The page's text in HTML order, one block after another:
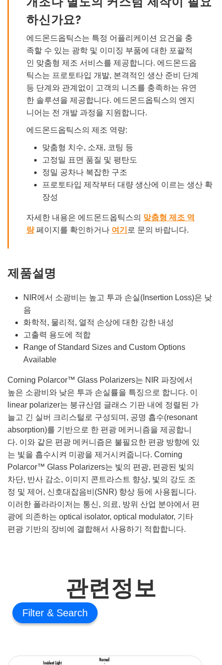
하신가요?
에드몬드옵틱스는 특정 어플리케이션 요건을 충
족할 수 있는 광학 및 이미징 부품에 대한 포괄적
인 맞춤형 제조 서비스를 제공합니다. 에드몬드옵
틱스는 프로토타입 개발, 본격적인 생산 준비 단계
등 단계와 관계없이 고객의 니즈를 충족하는 유연
한 솔루션을 제공합니다. 에드몬드옵틱스의 엔지
니어는 전 개발 과정을 지원합니다.
에드몬드옵틱스의 제조 역량:
맞춤형 치수, 소재, 코팅 등
고정밀 표면 품질 및 평탄도
정밀 공차나 복잡한 구조
프로토타입 제작부터 대량 생산에 이르는 생산 확
장성
자세한 내용은 에드몬드옵틱스의 맞춤형 제조 역
량페이지를 확인하거나 여기 로 문의 바랍니다.
제품설명
NIR에서 소광비는 높고 투과 손실(Insertion Loss)은 낮
음
화학적, 물리적, 열적 손상에 대한 강한 내성
고출력 용도에 적합
Range of Standard Sizes and Custom Options
Available
Corning Polarcor™ Glass Polarizers는 NIR 파장에서
높은 소광비와 낮은 투과 손실률을 특징으로 합니다. 이
linear polarizer는 붕규산염 글래스 기판 내에 정렬된 가
늘고 긴 실버 크리스털로 구성되며, 공명 흡수(resonant
absorption)를 기반으로 한 편광 메커니즘을 제공합니
다. 이와 같은 편광 메커니즘은 불필요한 편광 방향에 있
는 빛을 흡수시켜 미광을 제거시켜줍니다. Corning
Polarcor™ Glass Polarizers는 빛의 편광, 편광된 빛의
차단, 반사 감소, 이미지 콘트라스트 향상, 빛의 강도 조
정 및 제어, 신호대잡음비(SNR) 향상 등에 사용됩니다.
이러한 폴라라이저는 통신, 의료, 방위 산업 분야에서 편
광에 의존하는 optical isolator, optical modulator, 기타
편광 기반의 장비에 결합해서 사용하기 적합합니다.
관련정보
Filter